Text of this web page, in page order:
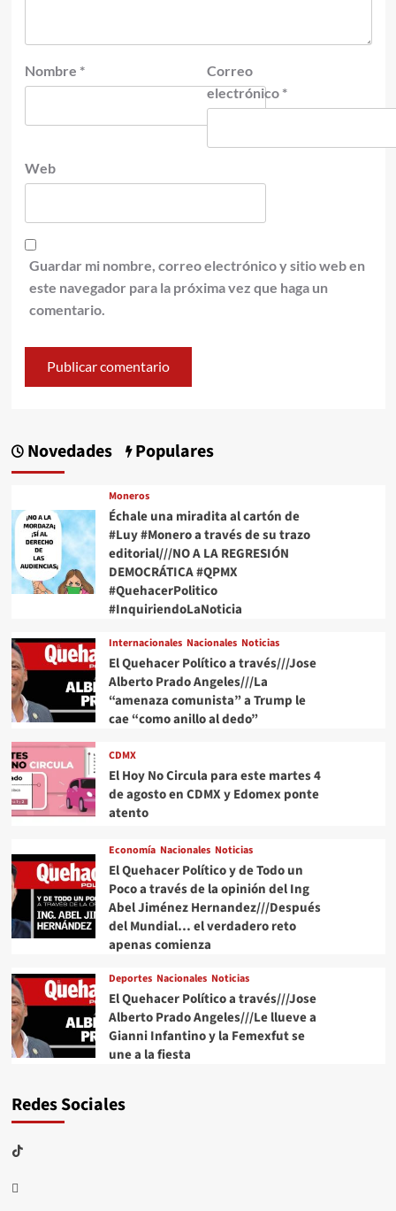
Nombre *
Correo
electrónico *
Web
Guardar mi nombre, correo electrónico y sitio web en
este navegador para la próxima vez que haga un
comentario.
Novedades Populares
Moneros
Échale una miradita al cartón de
#Luy #Monero a través de su trazo
editorial///NO A LA REGRESIÓN
DEMOCRÁTICA #QPMX
#QuehacerPolitico
#InquiriendoLaNoticia
Internacionales Nacionales Noticias
El Quehacer Político a través///Jose
Alberto Prado Angeles///La
“amenaza comunista” a Trump le
cae “como anillo al dedo”
CDMX
El Hoy No Circula para este martes 4
de agosto en CDMX y Edomex ponte
atento
Economía Nacionales Noticias
El Quehacer Político y de Todo un
Poco a través de la opinión del Ing
Abel Jiménez Hernandez///Después
del Mundial… el verdadero reto
apenas comienza
Deportes Nacionales Noticias
El Quehacer Político a través///Jose
Alberto Prado Angeles///Le llueve a
Gianni Infantino y la Femexfut se
une a la fiesta
Redes Sociales
TikTok
threads